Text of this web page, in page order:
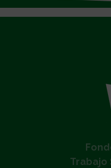
Trabajo